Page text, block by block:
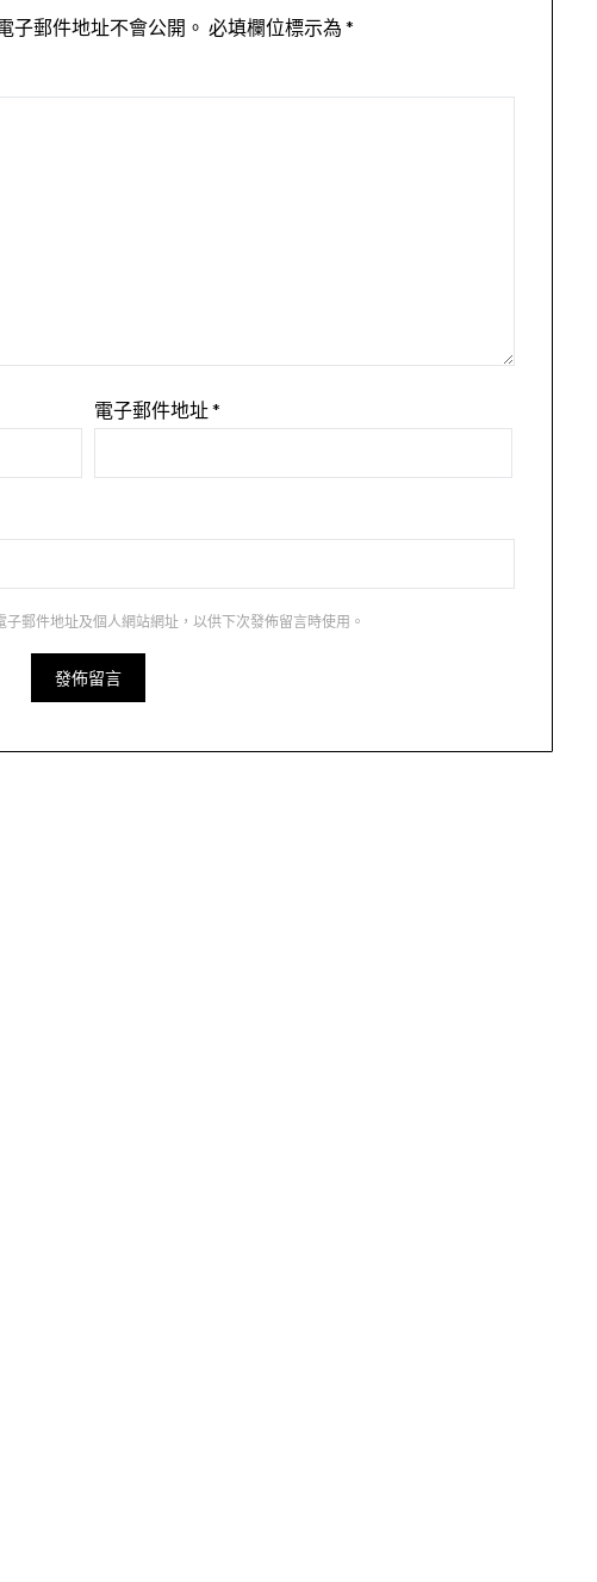
子郵件地址不會公開。 必填欄位標示為 *
電子郵件地址*
郵件地址及個人網站網址，以供下次發佈留言時使用。